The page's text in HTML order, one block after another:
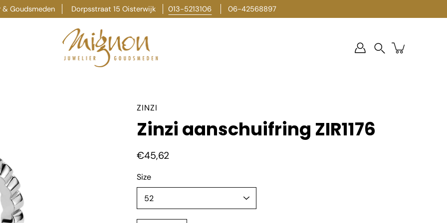
& Goudsmeden Dorpsstraat 15 Oisterwijk 013-5213106 06-42568897
ZINZI
Zinzi aanschuifring ZIR1176
€45,62
Size
Selecteer
variant